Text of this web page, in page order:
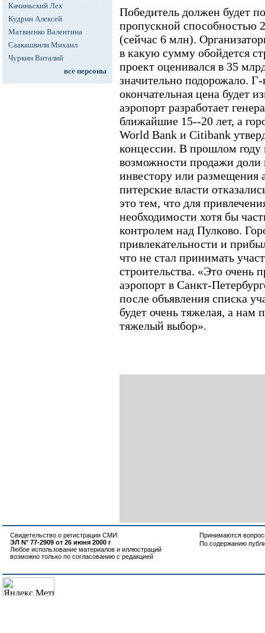
Качиньский Лех
Кудрин Алексей
Матвиенко Валентина
Саакашвили Михаил
Чуркин Виталий
все персоны
Победитель должен будет
пропускной способностью
(сейчас 6 млн).
в какую сумму обойдется
проект оценивался в 35
значительно подорожало. Г-
окончательная цена будет
аэропорт разработает
ближайшие 15--20 лет, а
World Bank и Citibank
концессии. В прошлом
возможности продажи доли
инвестору или
питерские власти
это тем, что для
необходимости хотя бы
контролем над Пулково.
привлекательности и
что не стал принимать
строительства. «Это очень
аэропорт в Санкт-
после объявления списка
будет очень тяжелая, а нам
тяжелый выбор».
Свидетельство о регистрации СМИ:
ЭЛ N° 77-2909 от 26 июня 2000 г
Любое использование материалов и иллюстраций
возможно только по согласованию с редакцией
Принимаются
По содержанию